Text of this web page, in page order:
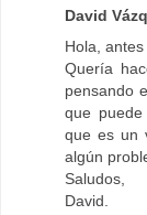
David
Hola,
Quería
pensando
que
que es un
algún
Saludos,
David.